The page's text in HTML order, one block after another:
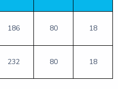
186 80 18
232 80 18